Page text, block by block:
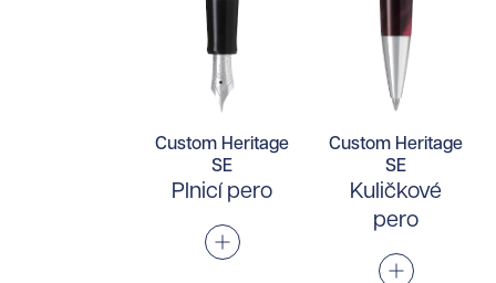
Custom Heritage
SE
Plnicí pero
Custom Heritage
SE
Kuličkové
pero